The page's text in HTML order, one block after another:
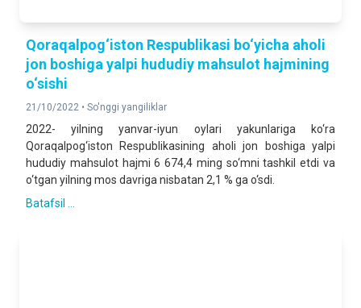
Qoraqalpog‘iston Respublikasi bo‘yicha aholi
jon boshiga yalpi hududiy mahsulot hajmining
o‘sishi
21/10/2022 • So'nggi yangiliklar
2022- yilning yanvar-iyun oylari yakunlariga ko‘ra
Qoraqalpog‘iston Respublikasining aholi jon boshiga yalpi
hududiy mahsulot hajmi 6 674,4 ming so‘mni tashkil etdi va
o‘tgan yilning mos davriga nisbatan 2,1 % ga o‘sdi.
Batafsil ...